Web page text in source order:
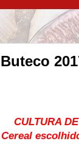
CULTURA
Cereal